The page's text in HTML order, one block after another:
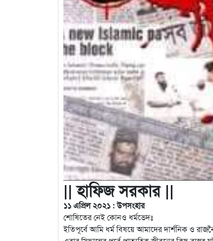
|| হাফিজ সরকার ||
১১ এপ্রিল ২০২১ : উপসংহার
শোষিতের নেই কোনও ধর্মভেদঃ
ইতিপূর্বে আমি ধর্ম বিষয়ে আমাদের দার্শনিক ও